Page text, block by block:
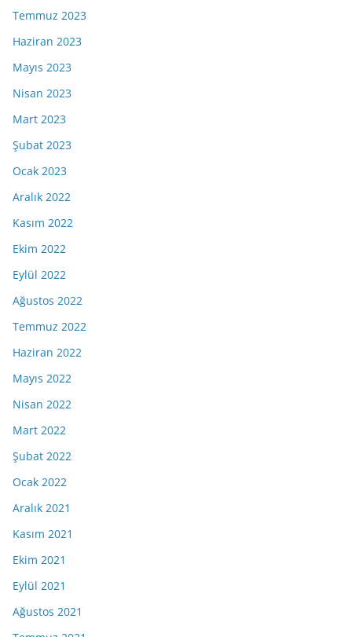
Temmuz 2023
Haziran 2023
Mayıs 2023
Nisan 2023
Mart 2023
Şubat 2023
Ocak 2023
Aralık 2022
Kasım 2022
Ekim 2022
Eylül 2022
Ağustos 2022
Temmuz 2022
Haziran 2022
Mayıs 2022
Nisan 2022
Mart 2022
Şubat 2022
Ocak 2022
Aralık 2021
Kasım 2021
Ekim 2021
Eylül 2021
Ağustos 2021